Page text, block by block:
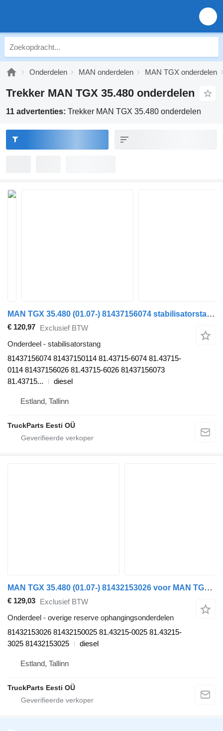
Onderdelen MAN onderdelen MAN TGX onderdelen
Trekker MAN TGX 35.480 onderdelen
11 advertenties: Trekker MAN TGX 35.480 onderdelen
MAN TGX 35.480 (01.07-) 81437156074 stabilisatorstang voor MAN TGL, TGM, TGS, TGX (2005-2021) trekker
€ 120,97 Exclusief BTW
Onderdeel - stabilisatorstang
81437156074 81437150114 81.43715-6074 81.43715-
0114 81437156026 81.43715-6026 81437156073
81.43715...
diesel
Estland, Tallinn
TruckParts Eesti OÜ
MAN TGX 35.480 (01.07-) 81432153026 voor MAN TGL, TGM, TGS, TGX (2005-2021) trekker
€ 129,03 Exclusief BTW
Onderdeel - overige reserve ophangingsonderdelen
81432153026 81432150025 81.43215-0025 81.43215-
3025 81432153025
diesel
Estland, Tallinn
TruckParts Eesti OÜ